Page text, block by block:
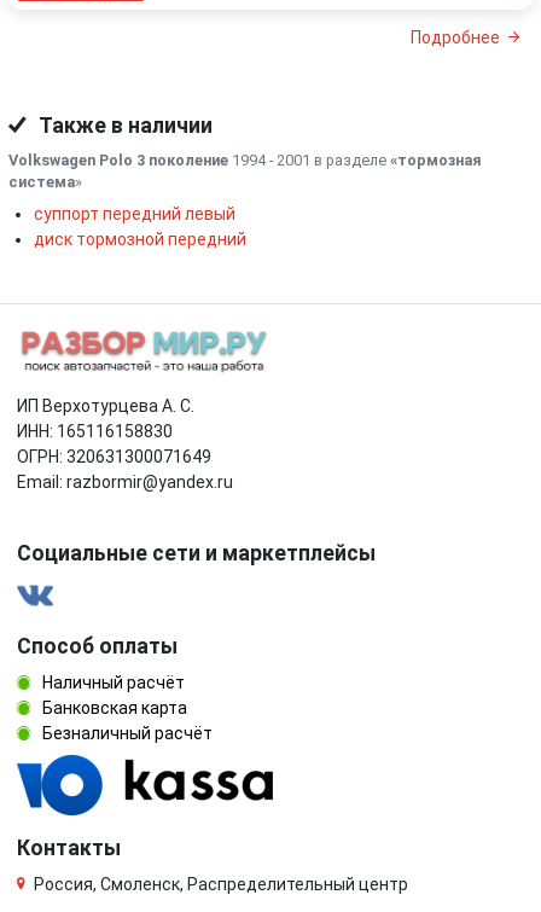
Подробнее
Также в наличии
Volkswagen Polo 3 поколение 1994 - 2001 в разделе «тормозная
система»
суппорт передний левый
диск тормозной передний
ИП Верхотурцева А. С.
ИНН: 165116158830
ОГРН: 320631300071649
Email: razbormir@yandex.ru
Социальные сети и маркетплейсы
Способ оплаты
Наличный расчёт
Банковская карта
Безналичный расчёт
Контакты
Россия, Смоленск, Распределительный центр